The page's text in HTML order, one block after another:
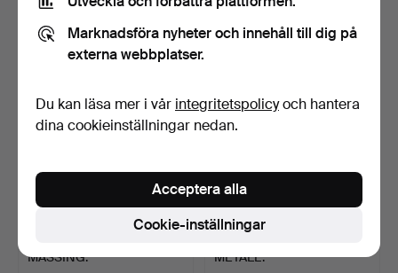
MÄSSING.
METALL.
Marknadsföra nyheter och innehåll till dig på
externa webbplatser.
Du kan läsa mer i vår integritetspolicyoch hantera
dina cookieinställningar nedan.
Cookie-inställningar
Acceptera alla